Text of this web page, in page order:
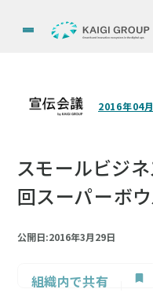
2016年04
スモールビジ
回スーパーボ
公開日:2016年3月29日
組織内で共有